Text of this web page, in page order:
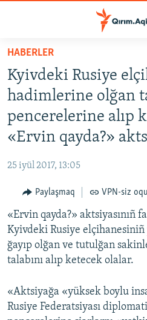
Esas
qaytmaq
Baş
qaytmaq
Qıdıruvğa
HABERLER
SİYASET
İQTİSADİYAT
CEMİYET
İNSAN AQLARI
VİDEO
SÜRET
BLOGLAR
FİKİR
Русский
Українською
HABERLER
Kyivdeki Rusiye
hadimlerine olğan
pencerelerine alıp
«Ervin qayda?»
25 iyül 2017, 13:05
Paylaşmaq VPN-siz
«Ervin qayda?» aktsiyasınıñ
Kyivdeki Rusiye elçihanesiniñ
ğayıp olğan ve tutulğan
talabını alıp ketecek olalar.
«Aktsiyağa «yüksek boylu
Rusiye Federatsiyası